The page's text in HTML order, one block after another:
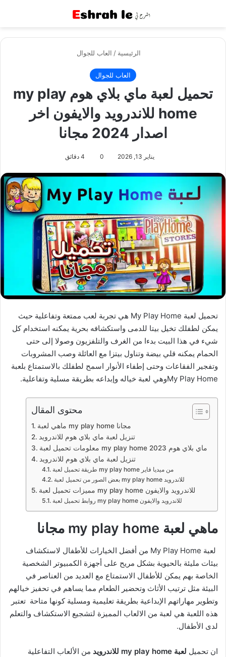
الرئيسية / العاب للجوال
العاب للجوال
تحميل لعبة ماي بلاي هوم my play
home للاندرويد والايفون اخر
اصدار 2024 مجانا
يناير 13, 2026 0
تحميل لعبة My Play Home هي تجربة لعب ممتعة وتفاعلية حيث
يمكن لطفلك تخيل بيتا للدمى واستكشافه بحرية يمكنه استخدام كل
شيء في هذا البيت بدءا من الغرف والتلفزيون وصولا إلى حتى
الحمام يمكنه قلي بيضة وتناول بيتزا مع العائلة وصب المشروبات
وتفجير الفقاعات وحتى إطفاء الأنوار اسمح لطفلك بالاستمتاع بلعبة
My Play Homeوهي لعبة خياله وإبداعه بطريقة مسلية وتفاعلية.
محتوى المقال
ماهي لعبة my play home مجانا
تنزيل لعبة ماي بلاي هوم للاندرويد
معلومات تحميل لعبة my play home ماي بلاي هوم 2023
تنزيل لعبة ماي بلاي هوم للاندرويد
طريقة تحميل لعبة my play home من ميديا فاير
بعض الصور من تحميل لعبة my play home للاندرويد
مميزات تحميل لعبة my play home للاندرويد والايفون
روابط تحميل لعبة my play home للاندرويد والايفون
ماهي لعبة my play home مجانا
لعبة My Play Home من أفضل الخيارات للأطفال لاستكشاف
بيئات مليئة بالحيوية بشكل مريح على أجهزة الكمبيوتر الشخصية
الخاصة بهم يمكن للأطفال الاستمتاع مع العديد من العناصر في
البيئة مثل ترتيب الأثاث وتحضير الطعام مما يساهم في تحفيز خيالهم
وتطوير مهاراتهم الإبداعية بطريقة تعليمية ومسلية كونها متاحة تعتبر
هذه اللعبة هي لعبة من الالعاب المميزة لتشجيع الاستكشاف والتعلم
لدى الأطفال.
ان تحميل لعبة my play home للاندرويد
من الألعاب التفاعلية